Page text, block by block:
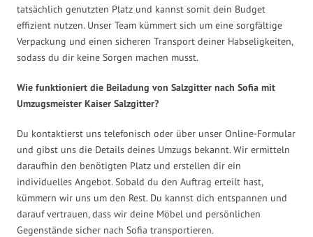
tatsächlich genutzten Platz und kannst somit dein Budget
effizient nutzen. Unser Team kümmert sich um eine sorgfältige
Verpackung und einen sicheren Transport deiner Habseligkeiten,
sodass du dir keine Sorgen machen musst.
Wie funktioniert die Beiladung von Salzgitter nach Sofia mit
Umzugsmeister Kaiser Salzgitter?
Du kontaktierst uns telefonisch oder über unser Online-Formular
und gibst uns die Details deines Umzugs bekannt. Wir ermitteln
daraufhin den benötigten Platz und erstellen dir ein
individuelles Angebot. Sobald du den Auftrag erteilt hast,
kümmern wir uns um den Rest. Du kannst dich entspannen und
darauf vertrauen, dass wir deine Möbel und persönlichen
Gegenstände sicher nach Sofia transportieren.